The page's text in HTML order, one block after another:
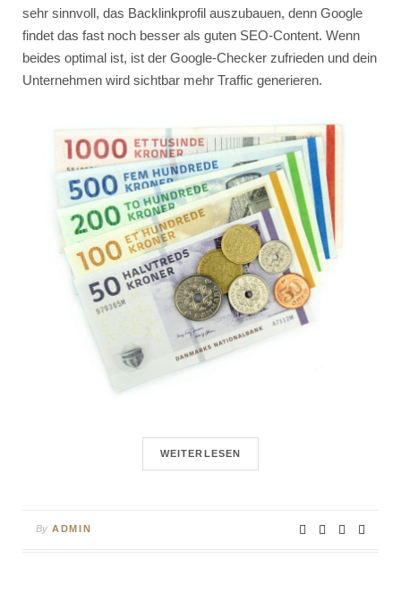
sehr sinnvoll, das Backlinkprofil auszubauen, denn Google
findet das fast noch besser als guten SEO-Content. Wenn
beides optimal ist, ist der Google-Checker zufrieden und dein
Unternehmen wird sichtbar mehr Traffic generieren.
WEITERLESEN
By ADMIN